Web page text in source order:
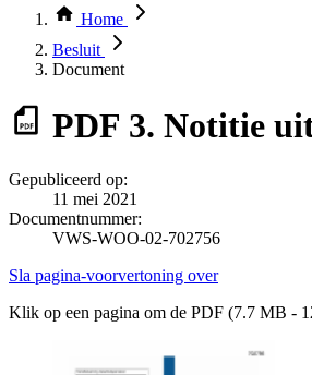
Thema COVID-19
Bekijk per bestuursorgaan
Home
Besluit
Document
PDF 3. Notitie
Gepubliceerd op:
11 mei 2021
Documentnummer:
VWS-WOO-02-702756
Sla pagina-voorvertoning over
Klik op een pagina om de PDF (7.7 MB -